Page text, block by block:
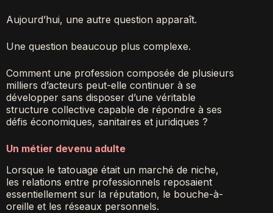
Aujourd’hui, une autre question apparaît.
Une question beaucoup plus complexe.
Comment une profession composée de plusieurs
milliers d’acteurs peut-elle continuer à se
développer sans disposer d’une véritable
structure collective capable de répondre à ses
défis économiques, sanitaires et juridiques ?
Un métier devenu adulte
Lorsque le tatouage était un marché de niche,
les relations entre professionnels reposaient
essentiellement sur la réputation, le bouche-à-
oreille et les réseaux personnels.